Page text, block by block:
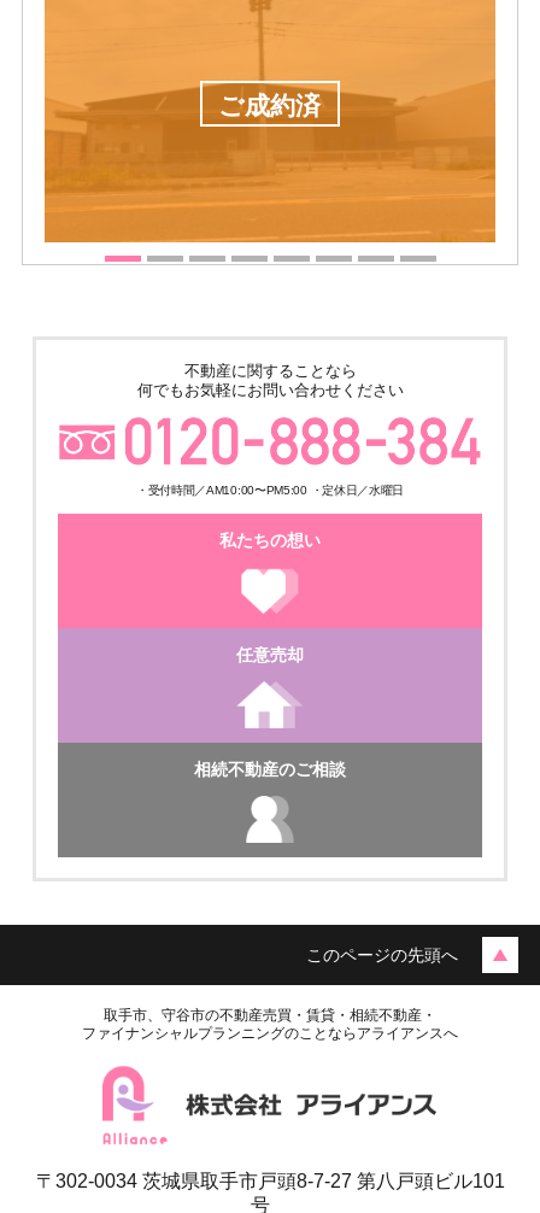
ご成約済
不動産に関することなら
何でもお気軽にお問い合わせください
・受付時間／AM10:00〜PM5:00 ・定休日／水曜日
私たちの想い
任意売却
相続不動産のご相談
このページの先頭へ
取手市、守谷市の不動産売買・賃貸・相続不動産・
ファイナンシャルプランニングのことならアライアンスへ
〒302-0034 茨城県取手市戸頭8-7-27 第八戸頭ビル101
号